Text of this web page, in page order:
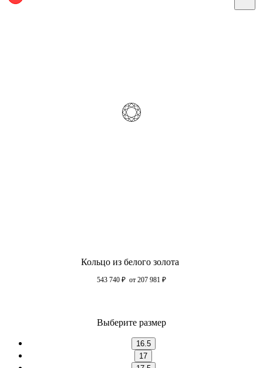
Кольцо из белого золота
543 740 ₽ от 207 981 ₽
Выберите размер
16.5
17